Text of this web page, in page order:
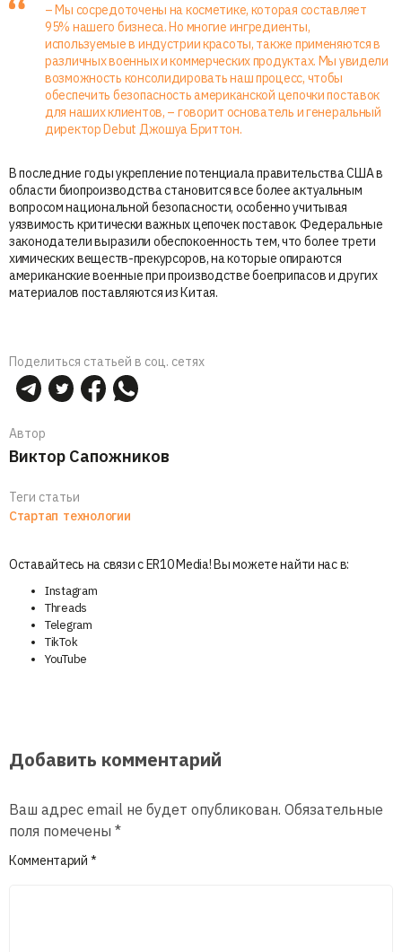
– Мы сосредоточены на косметике, которая составляет
95% нашего бизнеса. Но многие ингредиенты,
используемые в индустрии красоты, также применяются в
различных военных и коммерческих продуктах. Мы увидели
возможность консолидировать наш процесс, чтобы
обеспечить безопасность американской цепочки поставок
для наших клиентов, – говорит основатель и генеральный
директор Debut Джошуа Бриттон.
В последние годы укрепление потенциала правительства США в
области биопроизводства становится все более актуальным
вопросом национальной безопасности, особенно учитывая
уязвимость критически важных цепочек поставок. Федеральные
законодатели выразили обеспокоенность тем, что более трети
химических веществ-прекурсоров, на которые опираются
американские военные при производстве боеприпасов и других
материалов поставляются из Китая.
Поделиться статьей в соц. сетях
Автор
Виктор Сапожников
Теги статьи
Стартап технологии
Оставайтесь на связи с ER10 Media! Вы можете найти нас в:
Instagram
Threads
Telegram
TikTok
YouTube
Добавить комментарий
Ваш адрес email не будет опубликован. Обязательные
поля помечены *
Комментарий *